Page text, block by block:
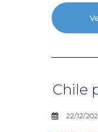
Chile
22/12/